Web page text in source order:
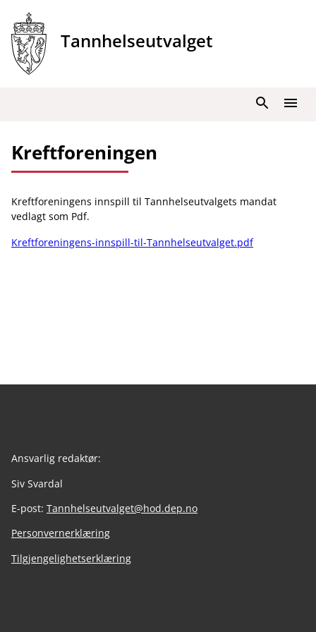
innhold
Tannhelseutvalget
Meny
Søk
Kreftforeningen
Kreftforeningens innspill til Tannhelseutvalgets mandat
vedlagt som Pdf.
Kreftforeningens-innspill-til-Tannhelseutvalget.pdf
Ansvarlig redaktør:
Siv Svardal
E-post: Tannhelseutvalget@hod.dep.no
Personvernerklæring
Tilgjengelighetserklæring